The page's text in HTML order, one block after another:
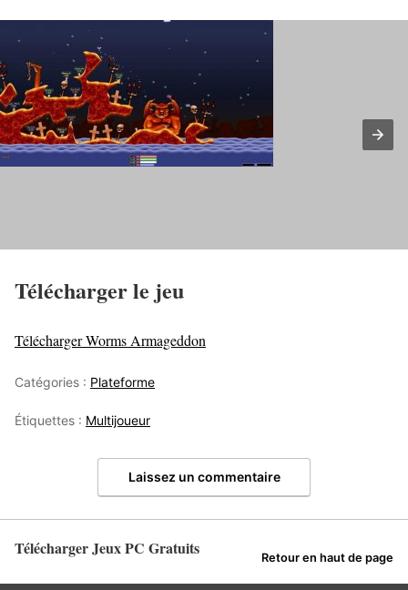
Télécharger le jeu
Télécharger Worms Armageddon
Catégories : Plateforme
Étiquettes : Multijoueur
Laissez un commentaire
Télécharger Jeux PC Gratuits Retour en haut de page